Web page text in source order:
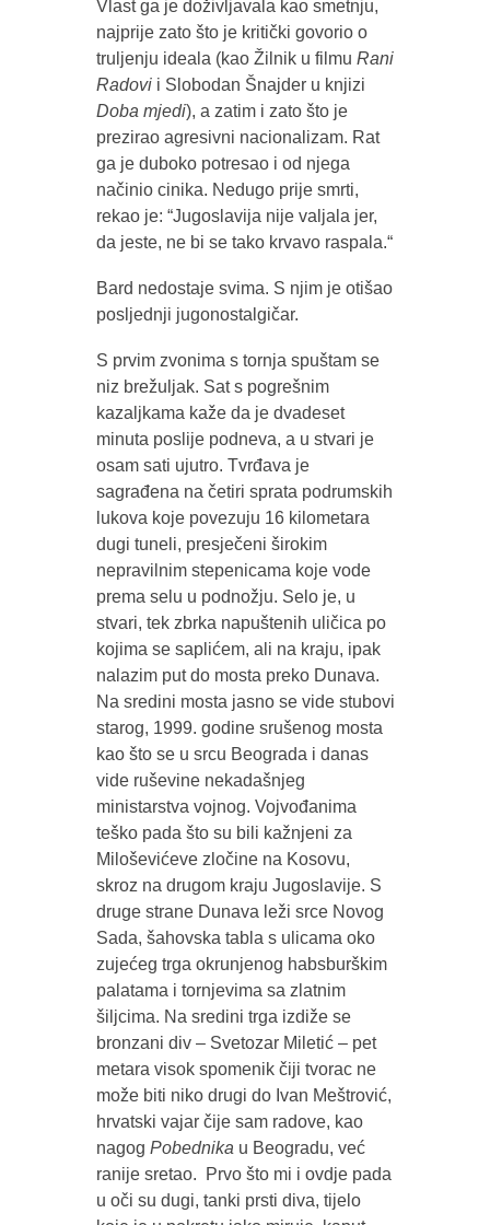
Vlast ga je doživljavala kao smetnju,
najprije zato što je kritički govorio o
truljenju ideala (kao Žilnik u filmu Rani
Radovi i Slobodan Šnajder u knjizi
Doba mjedi), a zatim i zato što je
prezirao agresivni nacionalizam. Rat
ga je duboko potresao i od njega
načinio cinika. Nedugo prije smrti,
rekao je: “Jugoslavija nije valjala jer,
da jeste, ne bi se tako krvavo raspala.“
Bard nedostaje svima. S njim je otišao
posljednji jugonostalgičar.
S prvim zvonima s tornja spuštam se
niz brežuljak. Sat s pogrešnim
kazaljkama kaže da je dvadeset
minuta poslije podneva, a u stvari je
osam sati ujutro. Tvrđava je
sagrađena na četiri sprata podrumskih
lukova koje povezuju 16 kilometara
dugi tuneli, presječeni širokim
nepravilnim stepenicama koje vode
prema selu u podnožju. Selo je, u
stvari, tek zbrka napuštenih uličica po
kojima se saplićem, ali na kraju, ipak
nalazim put do mosta preko Dunava.
Na sredini mosta jasno se vide stubovi
starog, 1999. godine srušenog mosta
kao što se u srcu Beograda i danas
vide ruševine nekadašnjeg
ministarstva vojnog. Vojvođanima
teško pada što su bili kažnjeni za
Miloševićeve zločine na Kosovu,
skroz na drugom kraju Jugoslavije. S
druge strane Dunava leži srce Novog
Sada, šahovska tabla s ulicama oko
zujećeg trga okrunjenog habsburškim
palatama i tornjevima sa zlatnim
šiljcima. Na sredini trga izdiže se
bronzani div – Svetozar Miletić – pet
metara visok spomenik čiji tvorac ne
može biti niko drugi do Ivan Meštrović,
hrvatski vajar čije sam radove, kao
nagog Pobednika u Beogradu, već
ranije sretao. Prvo što mi i ovdje pada
u oči su dugi, tanki prsti diva, tijelo